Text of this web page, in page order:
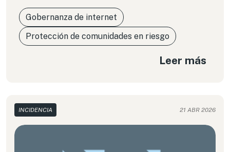
Gobernanza de internet
Protección de comunidades en riesgo
Leer más
INCIDENCIA 21 ABR 2026